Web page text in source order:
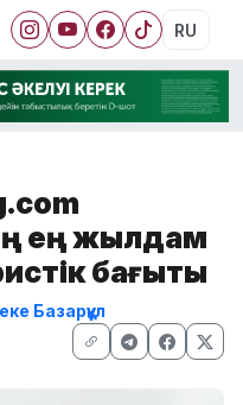
RU
ең жылдам
бағыты
Базарқұл